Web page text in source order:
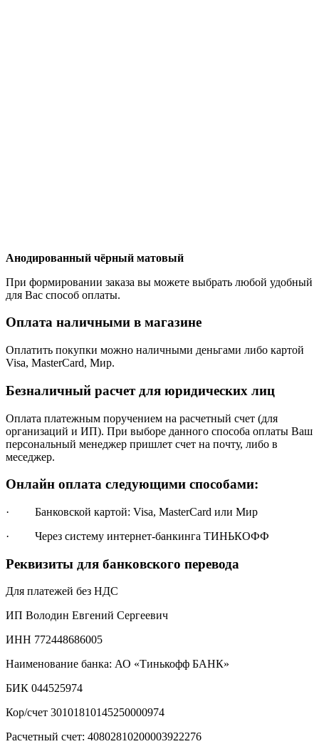
Анодированный чёрный матовый
При формировании заказа вы можете выбрать любой удобный
для Вас способ оплаты.
Оплата наличными в магазине
Оплатить покупки можно наличными деньгами либо картой
Visa, MasterCard, Мир.
Безналичный расчет для юридических лиц
Оплата платежным поручением на расчетный счет (для
организаций и ИП). При выборе данного способа оплаты Ваш
персональный менеджер пришлет счет на почту, либо в
меседжер.
Онлайн оплата следующими способами:
· Банковской картой: Visa, MasterCard или Мир
· Через систему интернет-банкинга ТИНЬКОФФ
Реквизиты для банковского перевода
Для платежей без НДС
ИП Володин Евгений Сергеевич
ИНН 772448686005
Наименование банка: АО «Тинькофф БАНК»
БИК 044525974
Кор/счет 30101810145250000974
Расчетный счет: 40802810200003922276